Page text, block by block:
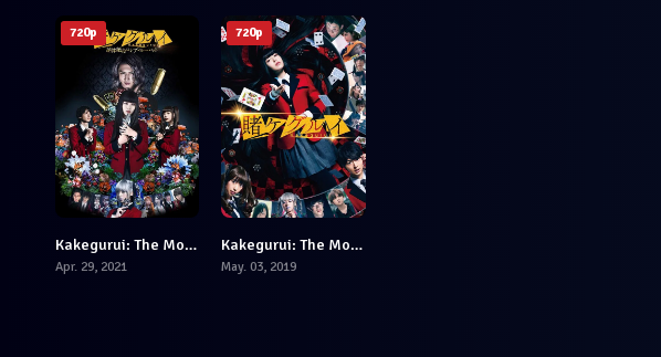
6.3
720p
Kakegurui: The Movie Part 2
Apr. 29, 2021
6.1
720p
Kakegurui: The Movie
May. 03, 2019